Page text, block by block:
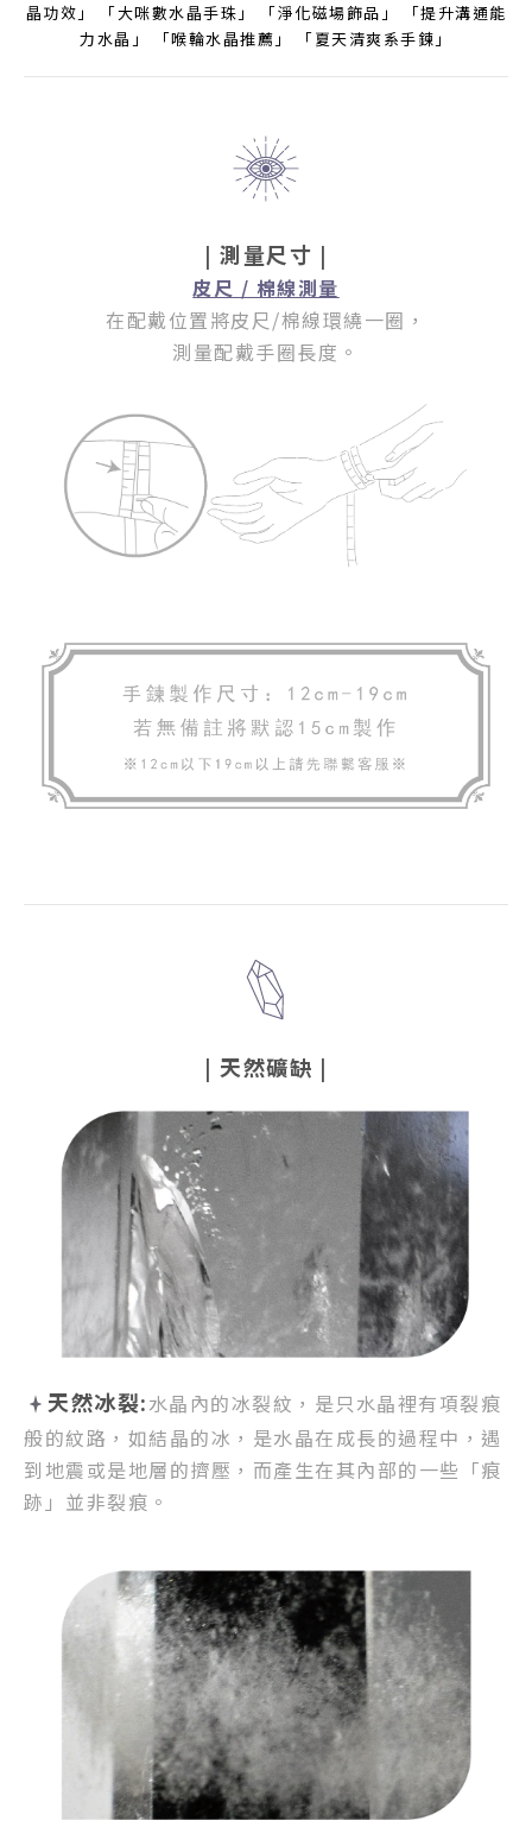
晶功效」 「大咪數水晶手珠」 「淨化磁場飾品」 「提升溝通能
力水晶」 「喉輪水晶推薦」 「夏天清爽系手鍊」
| 測量尺寸 |
皮尺 / 棉線測量
在配戴位置將皮尺/棉線環繞一圈 ，
測量配戴手圈長度。
| 天然礦缺 |
天然冰裂:水晶內的冰裂紋， 是只水晶裡有項裂痕
般的紋路， 如結晶的冰，是水晶在成長的過程中， 遇
到地震或是地層的擠壓， 而產生在其內部的一些「痕
跡」並非裂痕。